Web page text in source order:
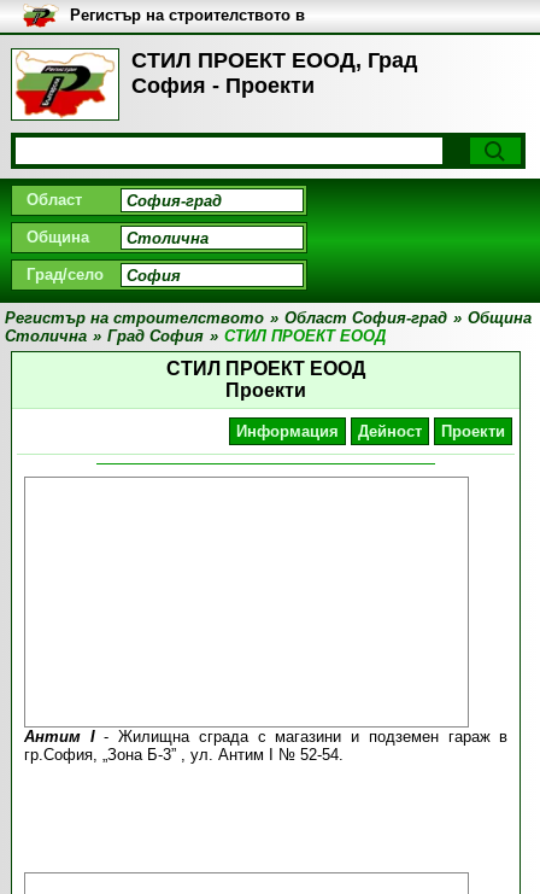
СТИЛ ПРОЕКТ ЕООД, Град
София - Проекти
Регистър на строителството в
България
Област
Община
Град/село
Регистър на строителството » Област София-град » Община
Столична » Град София » СТИЛ ПРОЕКТ ЕООД
СТИЛ ПРОЕКТ ЕООД
Проекти
Информация Дейност Проекти
Антим I- Жилищна сграда с магазини и подземен гараж в
гр.София, „Зона Б-3” , ул. Антим І № 52-54.